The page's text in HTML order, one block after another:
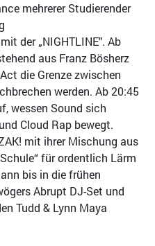
mehrerer Studierender
der „NIGHTLINE". Ab
aus Franz Bösherz
die Grenze zwischen
werden. Ab 20:45
wessen Sound sich
Cloud Rap bewegt.
mit ihrer Mischung aus
für ordentlich Lärm
bis in die frühen
Abrupt DJ-Set und
Tudd & Lynn Maya